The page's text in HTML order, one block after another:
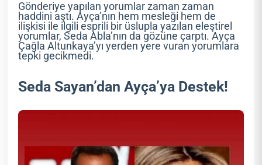
Gönderiye yapılan yorumlar zaman zaman
haddini aştı. Ayça’nın hem mesleği hem de
ilişkisi ile ilgili esprili bir üslupla yazılan eleştirel
yorumlar, Seda Abla’nın da gözüne çarptı. Ayça
Çağla Altunkaya’yı yerden yere vuran yorumlara
tepki gecikmedi.
Seda Sayan’dan Ayça’ya Destek!